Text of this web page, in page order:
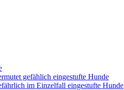
gefählich eingestufte Hunde
im Einzelfall eingestufte Hunde